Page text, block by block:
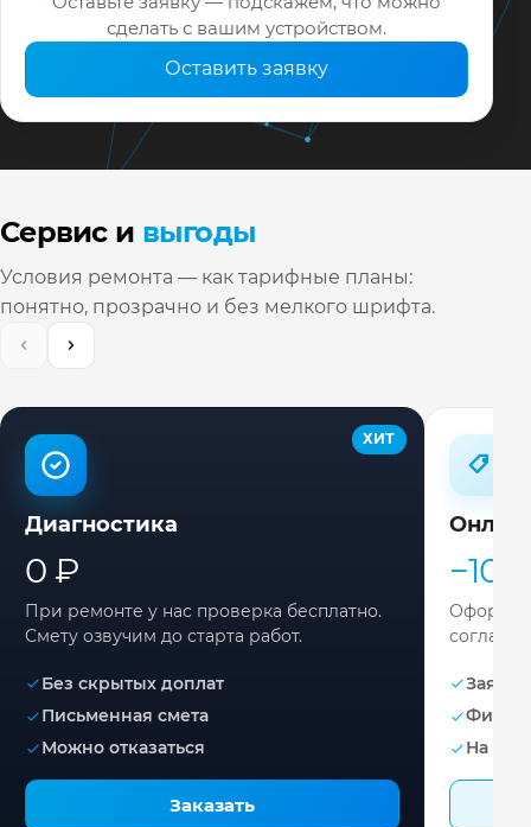
сделать с вашим устройством.
Оставить заявку
Сервис и выгоды
Условия ремонта — как тарифные планы:
понятно, прозрачно и без мелкого шрифта.
ХИТ
Диагностика
0 ₽
При ремонте у нас проверка бесплатно.
Смету озвучим до старта работ.
Без скрытых доплат
Письменная смета
Можно отказаться
Заказать
−10%
Заявка
На